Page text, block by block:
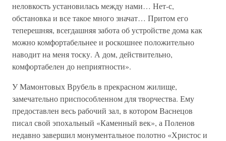
неловкость установилась между нами… Нет-с,
обстановка и все такое много значат… Притом его
теперешняя, всегдашняя забота об устройстве дома как
можно комфортабельнее и роскошнее положительно
наводит на меня тоску. А дом, действительно,
комфортабелен до неприятности».
У Мамонтовых Врубель в прекрасном жилище,
замечательно приспособленном для творчества. Ему
предоставлен весь рабочий зал, в котором Васнецов
писал свой эпохальный «Каменный век», а Поленов
недавно завершил монументальное полотно «Христос и